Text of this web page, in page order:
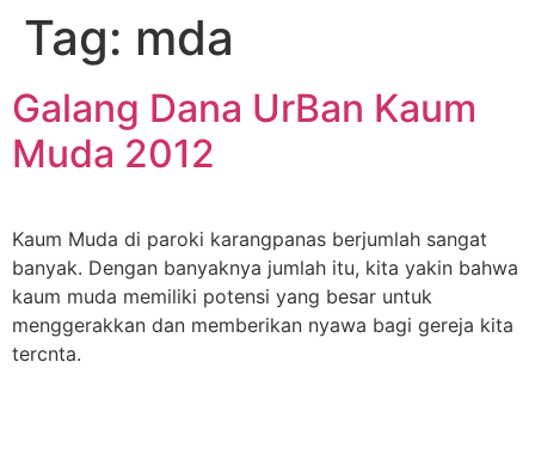
Tag: mda
Galang Dana UrBan Kaum
Muda 2012
Kaum Muda di paroki karangpanas berjumlah sangat
banyak. Dengan banyaknya jumlah itu, kita yakin bahwa
kaum muda memiliki potensi yang besar untuk
menggerakkan dan memberikan nyawa bagi gereja kita
tercnta.